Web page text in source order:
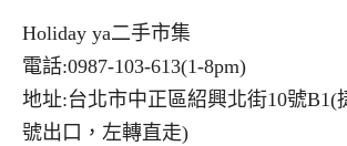
Holiday ya二手市集
電話:0987-103-613(1-8pm)
地址:台北市中正區紹興北街10號B1(
號出口，左轉直走)